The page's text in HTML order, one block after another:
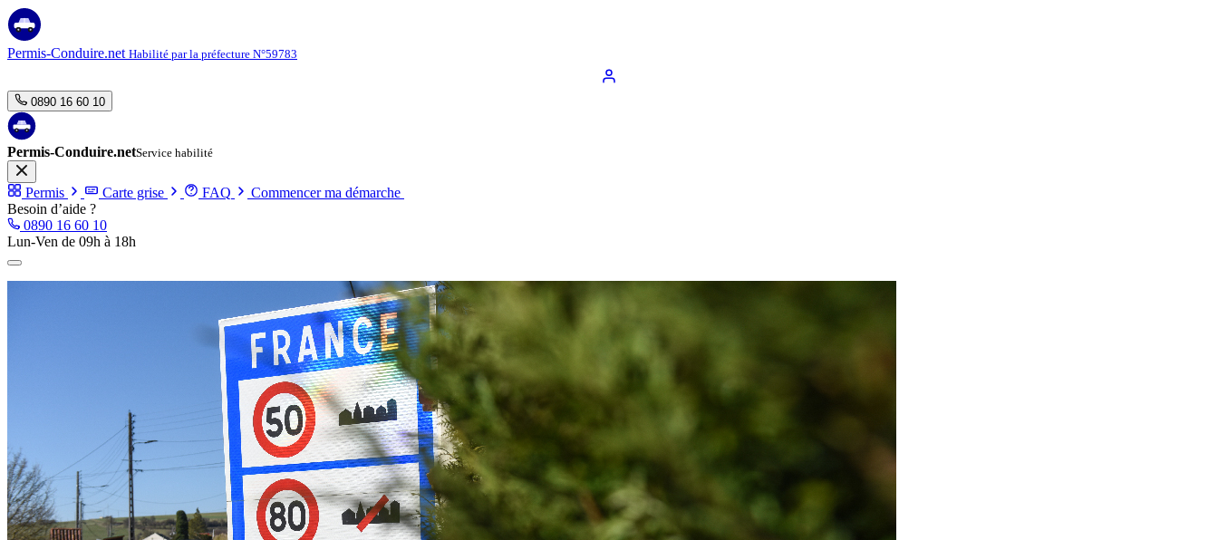
Aller
au
contenu
Permis-Conduire.net Habilité par la préfecture N°59783
0890 16 60 10
Permis-Conduire.netService habilité
Permis Carte grise FAQ
Commencer ma démarche
Besoin d’aide ?
0890 16 60 10
Lun-Ven de 09h à 18h